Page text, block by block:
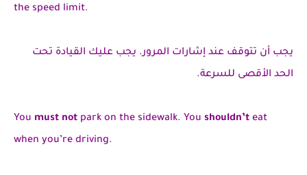
the speed limit.
يجب أن تتوقف عند إشارات المرور. يجب عليك القيادة تحت
الحد الأقصى للسرعة.
You must not park on the sidewalk. You shouldn’t eat
when you’re driving.